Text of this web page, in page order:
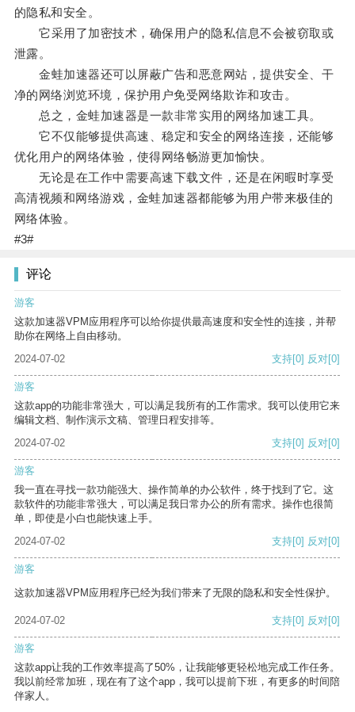
的隐私和安全。
它采用了加密技术，确保用户的隐私信息不会被窃取或
泄露。
金蛙加速器还可以屏蔽广告和恶意网站，提供安全、干
净的网络浏览环境，保护用户免受网络欺诈和攻击。
总之，金蛙加速器是一款非常实用的网络加速工具。
它不仅能够提供高速、稳定和安全的网络连接，还能够
优化用户的网络体验，使得网络畅游更加愉快。
无论是在工作中需要高速下载文件，还是在闲暇时享受
高清视频和网络游戏，金蛙加速器都能够为用户带来极佳的
网络体验。
#3#
评论
游客
这款加速器VPM应用程序可以给你提供最高速度和安全性的连接，并帮
助你在网络上自由移动。
2024-07-02
支持[0] 反对[0]
游客
这款app的功能非常强大，可以满足我所有的工作需求。我可以使用它来
编辑文档、制作演示文稿、管理日程安排等。
2024-07-02
支持[0] 反对[0]
游客
我一直在寻找一款功能强大、操作简单的办公软件，终于找到了它。这
款软件的功能非常强大，可以满足我日常办公的所有需求。操作也很简
单，即使是小白也能快速上手。
2024-07-02
支持[0] 反对[0]
游客
这款加速器VPM应用程序已经为我们带来了无限的隐私和安全性保护。
2024-07-02 支持[0] 反对[0]
游客
这款app让我的工作效率提高了50%，让我能够更轻松地完成工作任务。
我以前经常加班，现在有了这个app，我可以提前下班，有更多的时间陪
伴家人。